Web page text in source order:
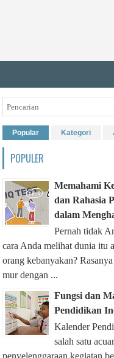
Popular Kategori
POPULER
Memahami
dan Rahasia
dalam
Pernah tidak
cara Anda melihat dunia itu
orang kebanyakan?
mur dengan ...
Fungsi dan
Pendidikan
Kalender
salah satu